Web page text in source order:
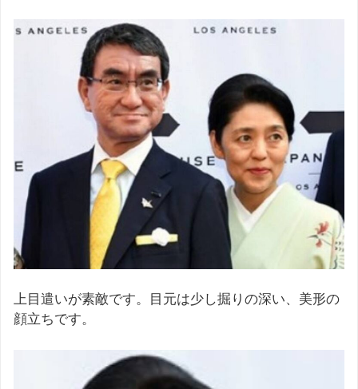
上目遣いが素敵です。目元は少し掘りの深い、美形の
顔立ちです。